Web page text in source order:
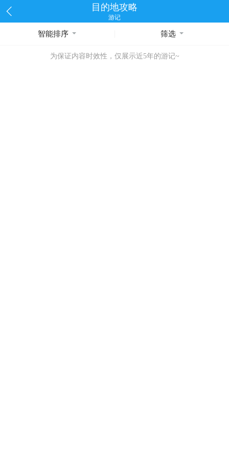
目的地攻略
游记
智能排序 筛选
为保证内容时效性，仅展示近5年的游记~